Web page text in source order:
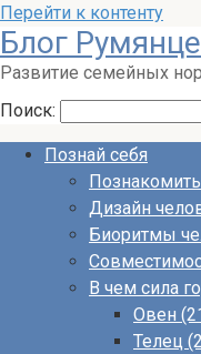
Перейти к контенту
Блог
Развитие семейных
Поиск:
Познай себя
Дизайн
Биоритмы
В чем сила
Овен
Телец